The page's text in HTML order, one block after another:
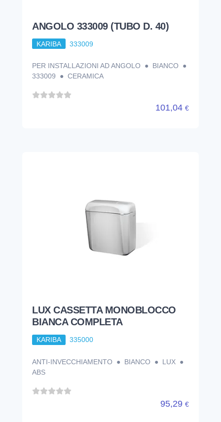
ANGOLO 333009 (TUBO D. 40)
KARIBA 333009
PER INSTALLAZIONI AD ANGOLO ● BIANCO ●
333009 ● CERAMICA
101,04 €
LUX CASSETTA MONOBLOCCO
BIANCA COMPLETA
KARIBA 335000
ANTI-INVECCHIAMENTO ● BIANCO ● LUX ●
ABS
95,29 €